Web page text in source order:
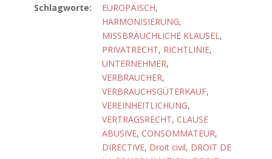
Schlagworte:
EUROPÄISCH,
HARMONISIERUNG,
MISSBRÄUCHLICHE KLAUSEL,
PRIVATRECHT, RICHTLINIE,
UNTERNEHMER,
VERBRAUCHER,
VERBRAUCHSGÜTERKAUF,
VEREINHEITLICHUNG,
VERTRAGSRECHT, CLAUSE
ABUSIVE, CONSOMMATEUR,
DIRECTIVE, Droit civil, DROIT DE